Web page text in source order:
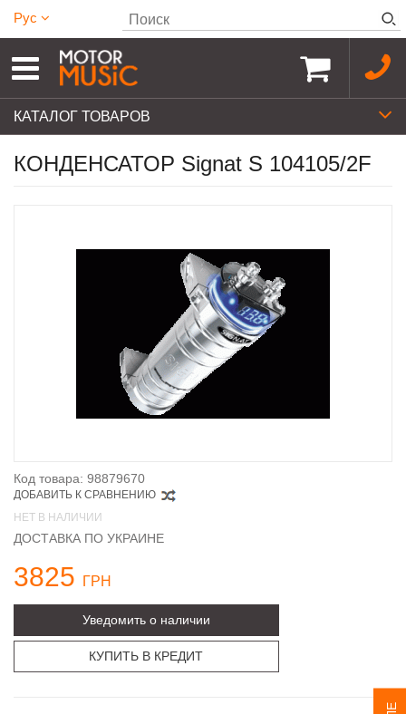
Рус
КАТАЛОГ ТОВАРОВ
КОНДЕНСАТОР Signat S 104105/2F
Код товара: 98879670
ДОБАВИТЬ К СРАВНЕНИЮ
НЕТ В НАЛИЧИИ
ДОСТАВКА ПО УКРАИНЕ
3825 ГРН
Уведомить о наличии
КУПИТЬ В КРЕДИТ